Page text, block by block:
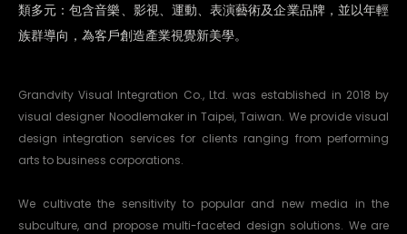
類多元：包含音樂、影視、運動、表演藝術及企業品牌，並以年輕
族群導向，為客戶創造產業視覺新美學。
Grandvity Visual Integration Co., Ltd. was established in 2018 by
visual designer Noodlemaker in Taipei, Taiwan. We provide visual
design integration services for clients ranging from performing
arts to business corporations.
We cultivate the sensitivity to popular and new media in the
subculture, and propose multi-faceted design solutions. We are